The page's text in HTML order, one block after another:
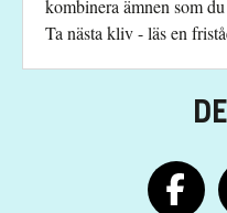
monica.wise@liu.se
kombinera ämnen som
Ta nästa kliv - läs en